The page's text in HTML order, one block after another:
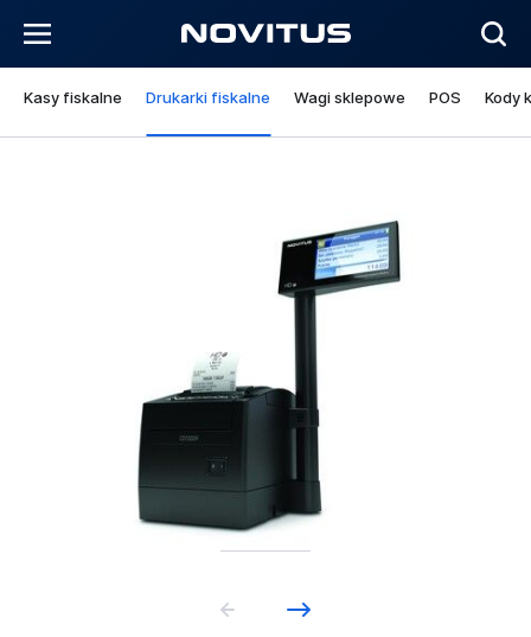
Kasy fiskalne Drukarki fiskalne Wagi sklepowe POS Kody